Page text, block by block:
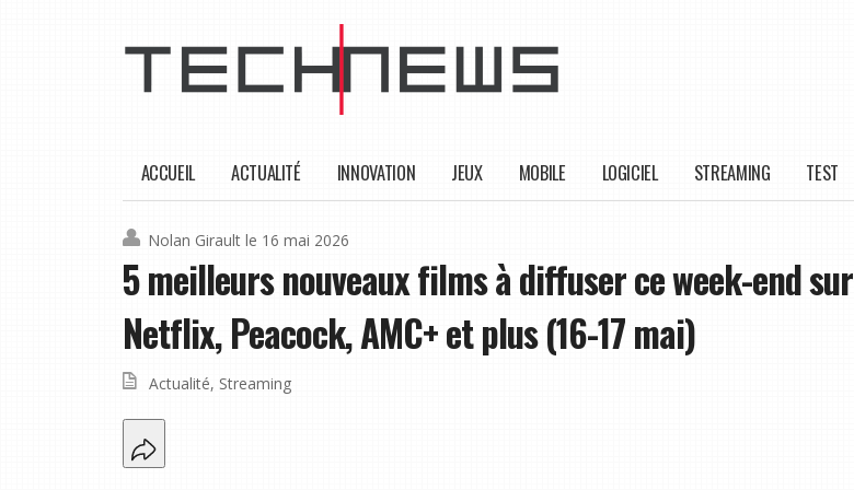
ACCUEIL ACTUALITÉ INNOVATION JEUX MOBILE LOGICIEL STREAMING TEST
Nolan Girault le 16 mai 2026
5 meilleurs nouveaux films à diffuser ce week-end sur
Netflix, Peacock, AMC+ et plus (16-17 mai)
Actualité, Streaming